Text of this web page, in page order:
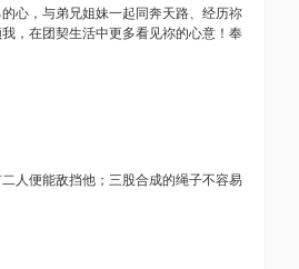
心，与弟兄姐妹一起同奔天路、经历祢
，在团契生活中更多看见祢的心意！奉
人便能敌挡他；三股合成的绳子不容易